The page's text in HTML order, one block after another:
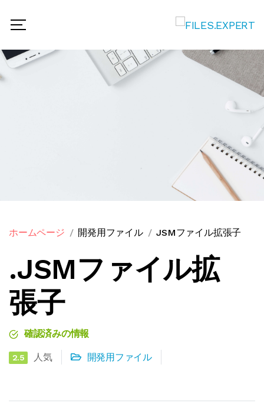
ホームページ 開発用ファイル JSMファイル拡張子
.JSMファイル拡
張子
確認済みの情報
2.5 人気 開発用ファイル